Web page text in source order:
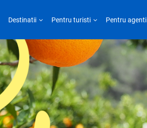
Destinatii Pentru turisti Pentru agenti